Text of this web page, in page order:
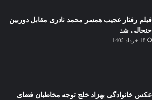
فیلم رفتار عجیب همسر محمد نادری مقابل دوربین
جنجالی شد
18 خرداد 1405
عکس خانوادگی بهزاد خلج توجه مخاطبان فضای